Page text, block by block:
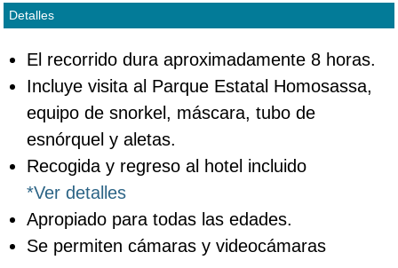
Detalles
El recorrido dura aproximadamente 8 horas.
Incluye visita al Parque Estatal Homosassa,
equipo de snorkel, máscara, tubo de
esnórquel y aletas.
Recogida y regreso al hotel incluido
*Ver detalles
Apropiado para todas las edades.
Se permiten cámaras y videocámaras